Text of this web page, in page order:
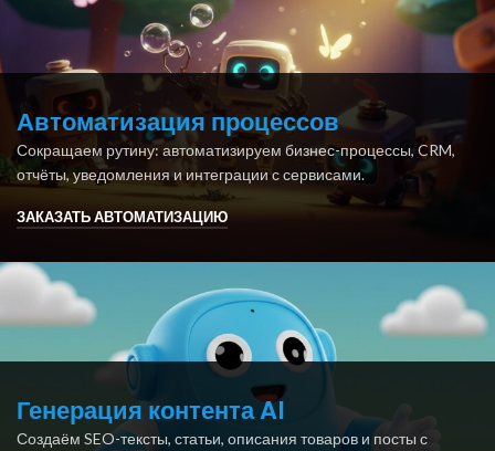
Автоматизация процессов
Сокращаем рутину: автоматизируем бизнес-процессы, CRM,
отчёты, уведомления и интеграции с сервисами.
ЗАКАЗАТЬ АВТОМАТИЗАЦИЮ
Генерация контента AI
Создаём SEO-тексты, статьи, описания товаров и посты с